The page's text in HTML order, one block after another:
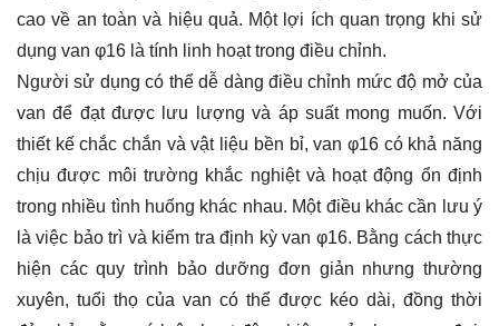
cao về an toàn và hiệu quả. Một lợi ích quan trọng khi sử
dụng van φ16 là tính linh hoạt trong điều chỉnh.
Người sử dụng có thể dễ dàng điều chỉnh mức độ mở của
van để đạt được lưu lượng và áp suất mong muốn. Với
thiết kế chắc chắn và vật liệu bền bỉ, van φ16 có khả năng
chịu được môi trường khắc nghiệt và hoạt động ổn định
trong nhiều tình huống khác nhau. Một điều khác cần lưu ý
là việc bảo trì và kiểm tra định kỳ van φ16. Bằng cách thực
hiện các quy trình bảo dưỡng đơn giản nhưng thường
xuyên, tuổi thọ của van có thể được kéo dài, đồng thời